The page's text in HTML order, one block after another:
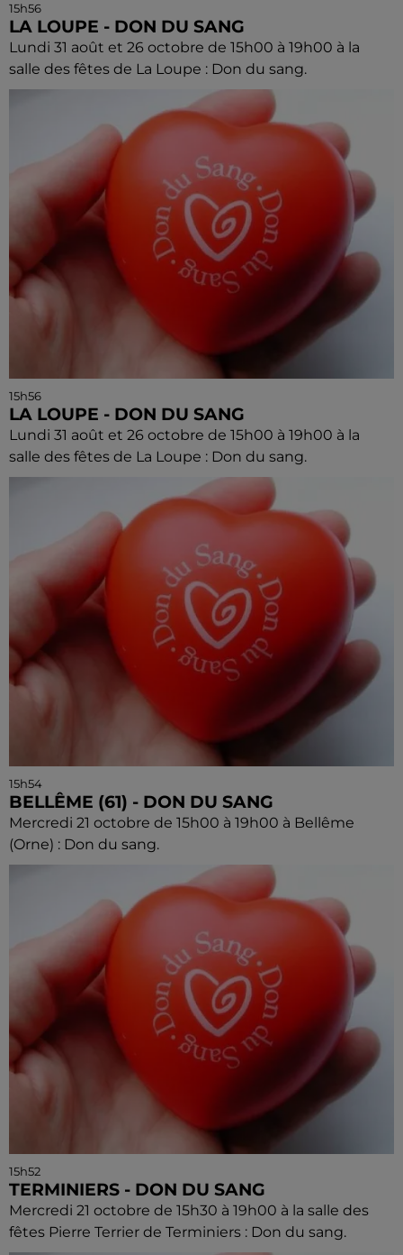
15h56
LA LOUPE - DON DU SANG
Lundi 31 août et 26 octobre de 15h00 à 19h00 à la
salle des fêtes de La Loupe : Don du sang.
15h56
LA LOUPE - DON DU SANG
Lundi 31 août et 26 octobre de 15h00 à 19h00 à la
salle des fêtes de La Loupe : Don du sang.
15h54
BELLÊME (61) - DON DU SANG
Mercredi 21 octobre de 15h00 à 19h00 à Bellême
(Orne) : Don du sang.
15h52
TERMINIERS - DON DU SANG
Mercredi 21 octobre de 15h30 à 19h00 à la salle des
fêtes Pierre Terrier de Terminiers : Don du sang.